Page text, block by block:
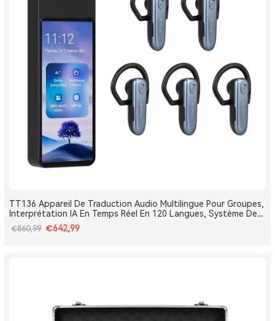
TT136 Appareil De Traduction Audio Multilingue Pour Groupes,
Interprétation IA En Temps Réel En 120 Langues, Système De
Traduction Pour Tours Et Conférences One-To-Many, Diffusion
Double Canal, Longue Portée 2.4G
€860,99 €642,99